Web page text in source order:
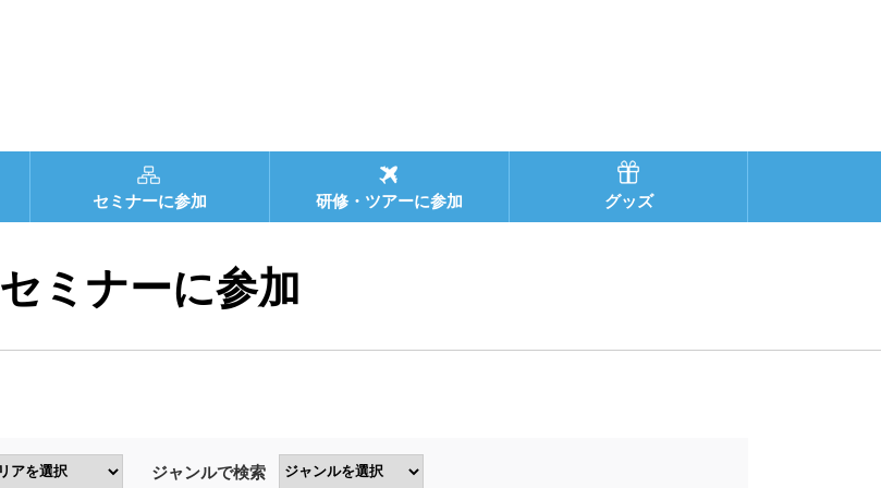
セミナーに参加 研修・ツアーに参加 グッズ
セミナーに参加
ジャンルで検索